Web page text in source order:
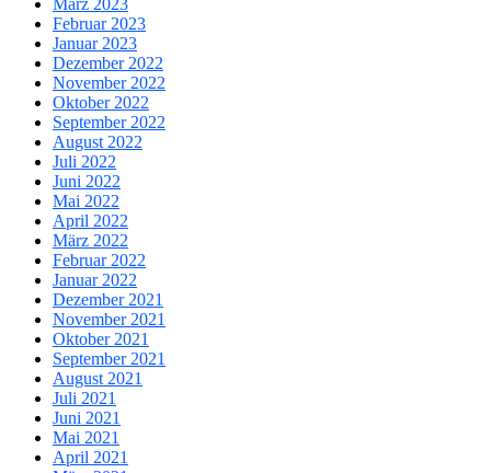
März 2023
Februar 2023
Januar 2023
Dezember 2022
November 2022
Oktober 2022
September 2022
August 2022
Juli 2022
Juni 2022
Mai 2022
April 2022
März 2022
Februar 2022
Januar 2022
Dezember 2021
November 2021
Oktober 2021
September 2021
August 2021
Juli 2021
Juni 2021
Mai 2021
April 2021